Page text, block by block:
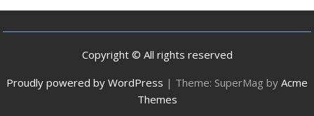
Copyright © All rights reserved
Proudly powered by WordPress | Theme: SuperMag by Acme
Themes